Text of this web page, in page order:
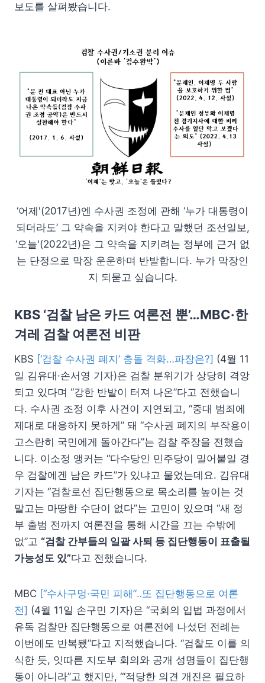
보도를 살펴봤습니다.
‘어제'(2017년)엔 수사권 조정에 관해 ‘누가 대통령이
되더라도’ 그 약속을 지켜야 한다고 말했던 조선일보,
‘오늘'(2022년)은 그 약속을 지키려는 정부에 근거 없
는 단정으로 막장 운운하며 반발합니다. 누가 막장인
지 되묻고 싶습니다.
KBS ‘검찰 남은 카드 여론전 뿐’…MBC·한
겨레 검찰 여론전 비판
KBS [‘검찰 수사권 폐지’ 충돌 격화…파장은?] (4월 11
일 김유대·손서영 기자)은 검찰 분위기가 상당히 격앙
되고 있다며 “강한 반발이 터져 나온”다고 전했습니
다. 수사권 조정 이후 사건이 지연되고, “중대 범죄에
제대로 대응하지 못하게” 돼 “수사권 폐지의 부작용이
고스란히 국민에게 돌아간다”는 검찰 주장을 전했습
니다. 이소정 앵커는 “다수당인 민주당이 밀어붙일 경
우 검찰에겐 남은 카드”가 있냐고 물었는데요. 김유대
기자는 “검찰로선 집단행동으로 목소리를 높이는 것
말고는 마땅한 수단이 없다”는 고민이 있으며 “새 정
부 출범 전까지 여론전을 통해 시간을 끄는 수밖에
없”고 “검찰 간부들의 일괄 사퇴 등 집단행동이 표출될
가능성도 있”다고 전했습니다.
MBC [“수사구멍·국민 피해”‥또 집단행동으로 여론
전] (4월 11일 손구민 기자)은 “국회의 입법 과정에서
유독 검찰만 집단행동으로 여론전에 나섰던 전례는
이번에도 반복됐”다고 지적했습니다. “검찰도 이를 의
식한 듯, 잇따른 지도부 회의와 공개 성명들이 집단행
동이 아니라”고 했지만, “‘적당한 의견 개진은 필요하